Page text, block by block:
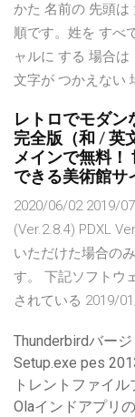
かた 名前の 先頭
順です。姓を すべ
ャルに する 場合
文字が つかえない
レトロでモダン
完全版（和 / 英
メインで無料！
できる美術館サ
2020/06/02 2019/
(Ver.2.8.4) PDXL
いただけた場合の
す。 下記ソフトウ
されている 2019/
Thunderbirdバー
Setup.exe pes
トレントファイ
Olaインドアプリ